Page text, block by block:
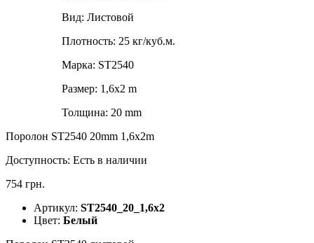
Вид: Листовой
Плотность: 25 кг/куб.м.
Марка: ST2540
Размер: 1,6х2 m
Толщина: 20 mm
Поролон ST2540 20mm 1,6x2m
Доступность: Есть в наличии
754 грн.
Артикул: ST2540_20_1,6х2
Цвет: Белый